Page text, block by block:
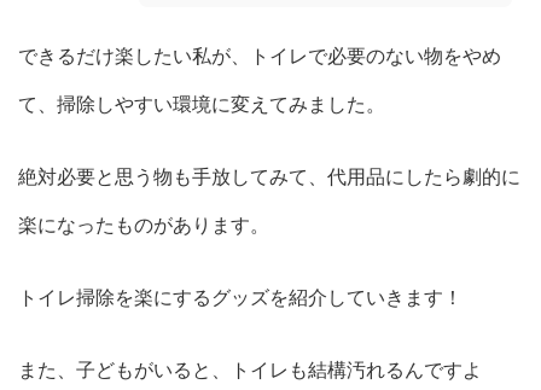
できるだけ楽したい私が、トイレで必要のない物をやめ
て、掃除しやすい環境に変えてみました。
絶対必要と思う物も手放してみて、代用品にしたら劇的に
楽になったものがあります。
トイレ掃除を楽にするグッズを紹介していきます！
また、子どもがいると、トイレも結構汚れるんですよ